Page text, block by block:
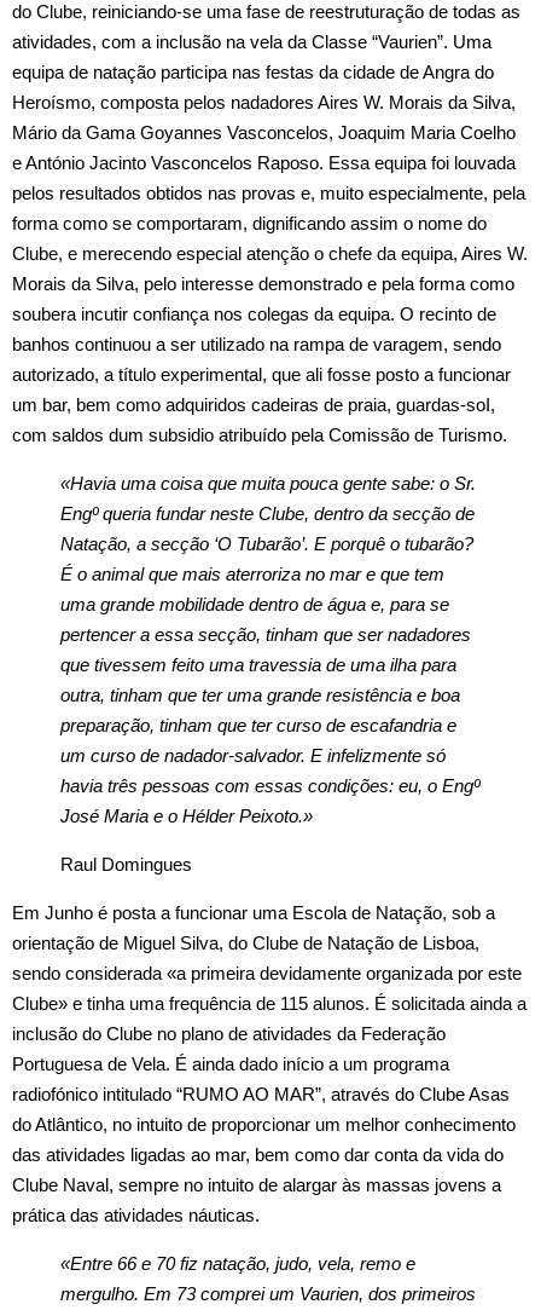
do Clube, reiniciando-se uma fase de reestruturação de todas as
atividades, com a inclusão na vela da Classe “Vaurien”. Uma
equipa de natação participa nas festas da cidade de Angra do
Heroísmo, composta pelos nadadores Aires W. Morais da Silva,
Mário da Gama Goyannes Vasconcelos, Joaquim Maria Coelho
e António Jacinto Vasconcelos Raposo. Essa equipa foi louvada
pelos resultados obtidos nas provas e, muito especialmente, pela
forma como se comportaram, dignificando assim o nome do
Clube, e merecendo especial atenção o chefe da equipa, Aires W.
Morais da Silva, pelo interesse demonstrado e pela forma como
soubera incutir confiança nos colegas da equipa. O recinto de
banhos continuou a ser utilizado na rampa de varagem, sendo
autorizado, a título experimental, que ali fosse posto a funcionar
um bar, bem como adquiridos cadeiras de praia, guardas‑soI,
com saldos dum subsidio atribuído pela Comissão de Turismo.
«Havia uma coisa que muita pouca gente sabe: o Sr.
Engº queria fundar neste Clube, dentro da secção de
Natação, a secção ‘O Tubarão’. E porquê o tubarão?
É o animal que mais aterroriza no mar e que tem
uma grande mobilidade dentro de água e, para se
pertencer a essa secção, tinham que ser nadadores
que tivessem feito uma travessia de uma ilha para
outra, tinham que ter uma grande resistência e boa
preparação, tinham que ter curso de escafandria e
um curso de nadador-salvador. E infelizmente só
havia três pessoas com essas condições: eu, o Engº
José Maria e o Hélder Peixoto.»
Raul Domingues
Em Junho é posta a funcionar uma Escola de Natação, sob a
orientação de Miguel Silva, do Clube de Natação de Lisboa,
sendo considerada «a primeira devidamente organizada por este
Clube» e tinha uma frequência de 115 alunos. É solicitada ainda a
inclusão do Clube no plano de atividades da Federação
Portuguesa de Vela. É ainda dado início a um programa
radiofónico intitulado “RUMO AO MAR”, através do Clube Asas
do Atlântico, no intuito de proporcionar um melhor conhecimento
das atividades ligadas ao mar, bem como dar conta da vida do
Clube Naval, sempre no intuito de alargar às massas jovens a
prática das atividades náuticas.
«Entre 66 e 70 fiz natação, judo, vela, remo e
mergulho. Em 73 comprei um Vaurien, dos primeiros